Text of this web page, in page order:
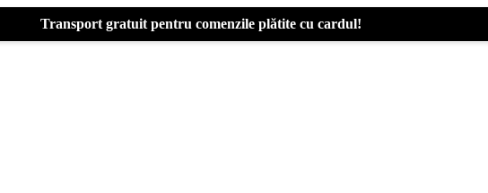
Transport gratuit pentru comenzile plătite cu cardul!